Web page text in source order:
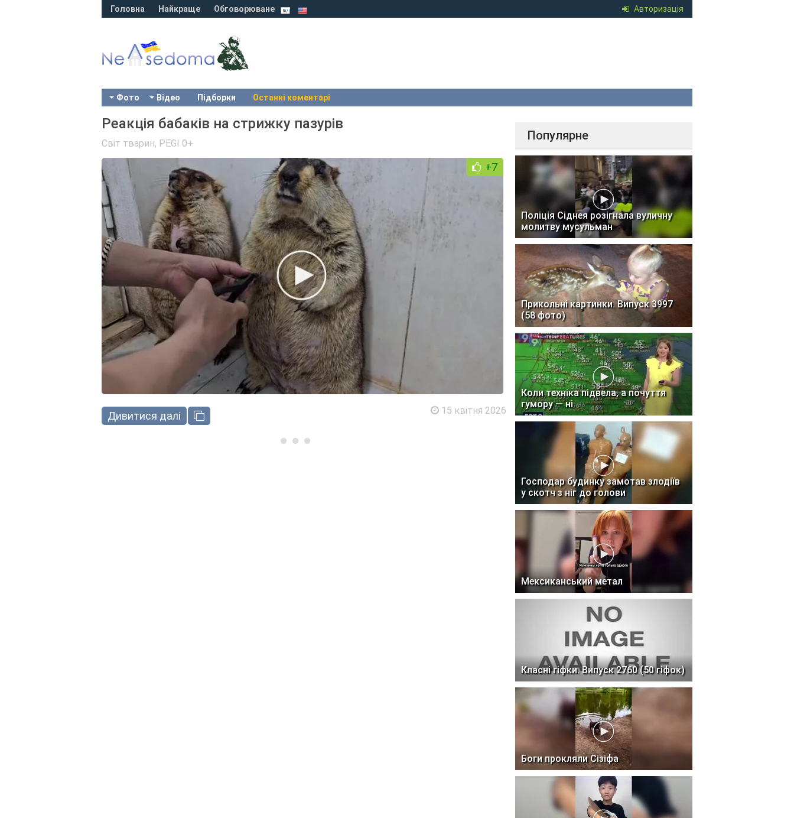
Авторизація
Головна Найкраще Обговорюване
Фото Відео Підборки Останні коментарі
Реакція бабаків на стрижку пазурів
Світ тварин, PEGI 0+
+7
Дивитися далі 15 квітня 2026
Популярне
Поліція Сіднея розігнала вуличну
молитву мусульман
Прикольні картинки. Випуск 3997
(58 фото)
Коли техніка підвела, а почуття
гумору — ні
Господар будинку замотав злодіїв
у скотч з ніг до голови
Мексиканський метал
Класні гіфки. Випуск 2760 (50 гіфок)
Боги прокляли Сізіфа